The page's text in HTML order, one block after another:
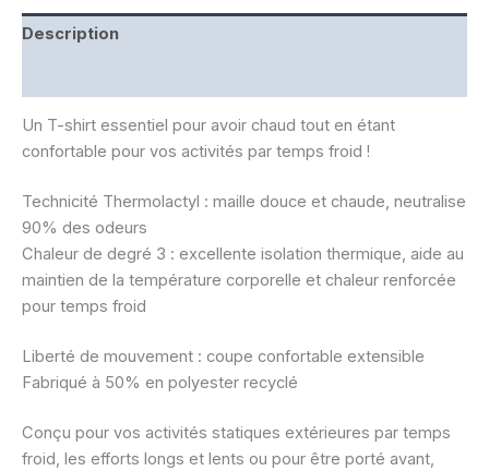
Description
Un T-shirt essentiel pour avoir chaud tout en étant
confortable pour vos activités par temps froid !
Technicité Thermolactyl : maille douce et chaude, neutralise
90% des odeurs
Chaleur de degré 3 : excellente isolation thermique, aide au
maintien de la température corporelle et chaleur renforcée
pour temps froid
Liberté de mouvement : coupe confortable extensible
Fabriqué à 50% en polyester recyclé
Conçu pour vos activités statiques extérieures par temps
froid, les efforts longs et lents ou pour être porté avant,